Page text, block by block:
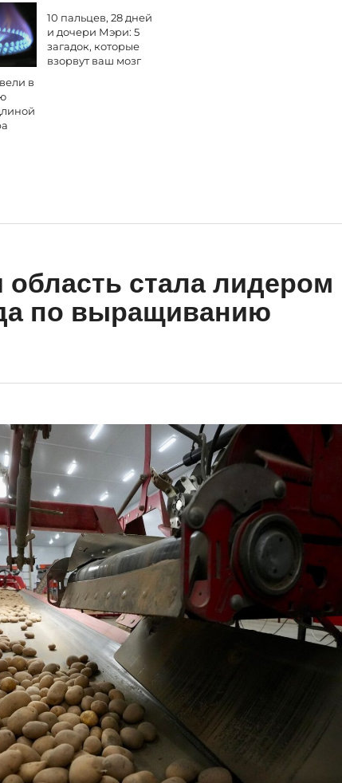
в
10 пальцев, 28 дней
и дочери Мэри: 5
загадок, которые
взорвут ваш мозг
область стала лидером
по выращиванию